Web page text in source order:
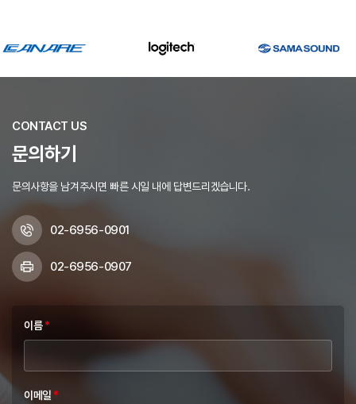
CONTACT US
문의하기
문의사항을 남겨주시면 빠른 시일 내에 답변드리겠습니다.
02-6956-0901
02-6956-0907
이름*
이메일 *